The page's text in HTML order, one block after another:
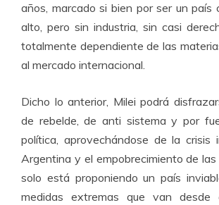
años, marcado si bien por ser un país
alto, pero sin industria, sin casi
totalmente dependiente de las
al mercado internacional.
Dicho lo anterior, Milei podrá
de rebelde, de anti sistema y por
política, aprovechándose de la crisis
Argentina y el empobrecimiento de las
solo está proponiendo un país
medidas extremas que van desde